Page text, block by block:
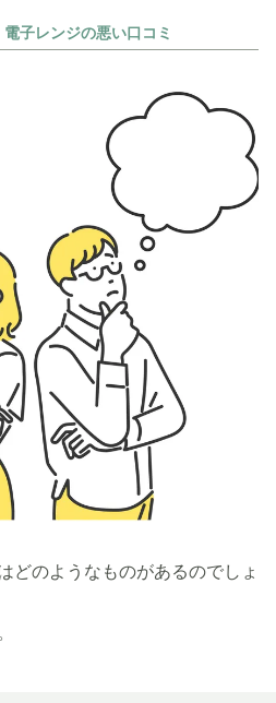
子レンジの悪い口コミ
どのようなものがあるのでしょ